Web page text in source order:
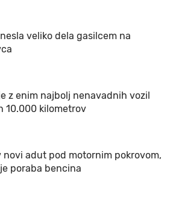
veliko dela gasilcem na
z enim najbolj nenavadnih vozil
10.000 kilometrov
novi adut pod motornim pokrovom,
poraba bencina